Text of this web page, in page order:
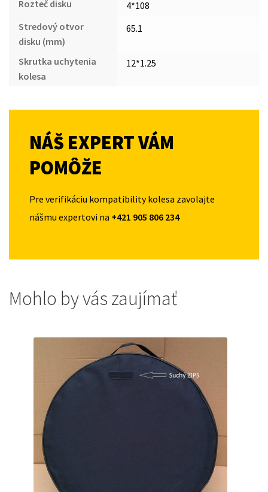
Rozteč disku
4*108
Stredový otvor
disku (mm)
65.1
Skrutka uchytenia
kolesa
12*1.25
NÁŠ EXPERT VÁM
POMÔŽE
Pre verifikáciu kompatibility kolesa zavolajte
nášmu expertovi na +421 905 806 234
Mohlo by vás zaujímať